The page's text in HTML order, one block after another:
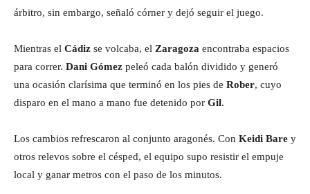
árbitro, sin embargo, señaló córner y dejó seguir el juego.
Mientras el Cádiz se volcaba, el Zaragoza encontraba espacios
para correr. Dani Gómez peleó cada balón dividido y generó
una ocasión clarísima que terminó en los pies de Rober, cuyo
disparo en el mano a mano fue detenido por Gil.
Los cambios refrescaron al conjunto aragonés. Con Keidi Bare y
otros relevos sobre el césped, el equipo supo resistir el empuje
local y ganar metros con el paso de los minutos.